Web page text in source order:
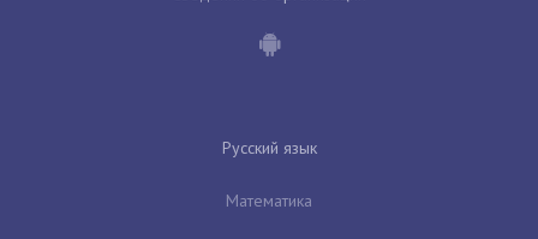
Русский язык
Математика